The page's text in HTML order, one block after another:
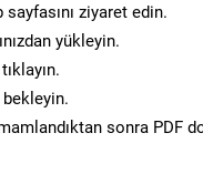
sayfasını ziyaret edin.
yükleyin.
sonra PDF